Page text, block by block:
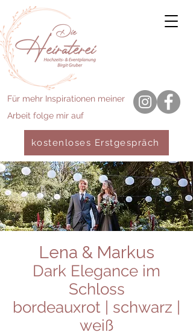
Für mehr Inspirationen meiner
Arbeit folge mir auf
kostenloses Erstgespräch
Lena & Markus
Dark Elegance im
Schloss
bordeauxrot | schwarz |
weiß